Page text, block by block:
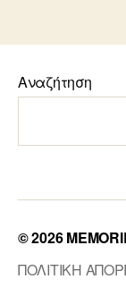
Αναζήτηση
© 2026
ΠΟΛΙΤΙΚΗ